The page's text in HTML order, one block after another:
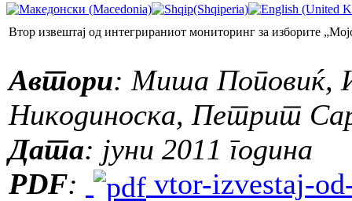
Втор извештај од интегрираниот мониторинг за изборите
Автори: Миша Поповиќ,
Никодиноска, Петрит
Дата: јуни 2011 година
PDF:
vtor-izvestaj-